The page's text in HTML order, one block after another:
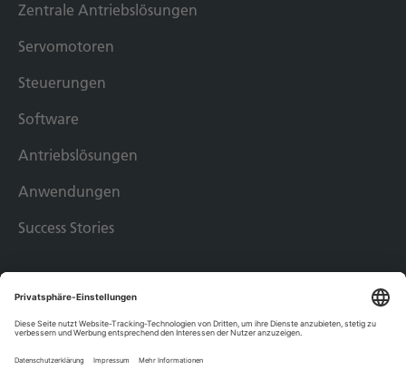
Zentrale Antriebslösungen
Servomotoren
Steuerungen
Software
Antriebslösungen
Anwendungen
Success Stories
Impressum
Datenschutz
Allgemeine Geschäftsbedingungen